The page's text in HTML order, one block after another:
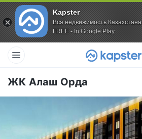
Kapster
Вся недвижимость Казахстана
FREE - In Google Play
ЖК Алаш Орда